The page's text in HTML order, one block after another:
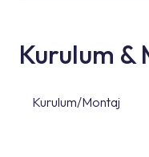
Kurulum &
Kurulum/Montaj